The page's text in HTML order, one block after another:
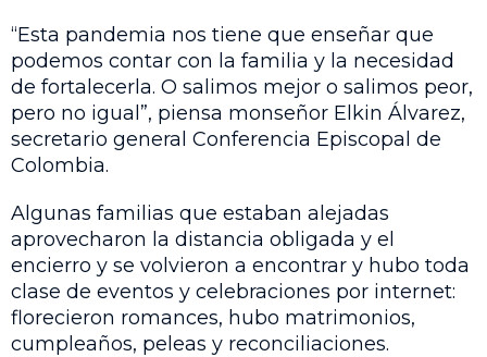
“Esta pandemia nos tiene que enseñar que
podemos contar con la familia y la necesidad
de fortalecerla. O salimos mejor o salimos peor,
pero no igual”, piensa monseñor Elkin Álvarez,
secretario general Conferencia Episcopal de
Colombia.
Algunas familias que estaban alejadas
aprovecharon la distancia obligada y el
encierro y se volvieron a encontrar y hubo toda
clase de eventos y celebraciones por internet:
florecieron romances, hubo matrimonios,
cumpleaños, peleas y reconciliaciones.